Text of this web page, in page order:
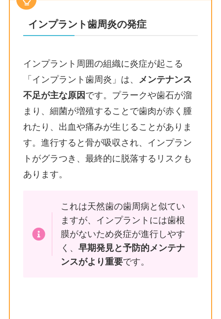
インプラント歯周炎の発症
インプラント周囲の組織に炎症が起こる
「インプラント歯周炎」は、
メンテナンス
不足が主な原因 です。プラークや歯石が溜
まり、細菌が増殖することで歯肉が赤く腫
れたり、出血や痛みが生じることがありま
す。進行すると骨が吸収され、インプラン
トがグラつき、最終的に脱落するリスクも
あります。
これは天然歯の歯周病と似てい
ますが、インプラントには歯根
膜がないため炎症が進行しやす
く、 早期発見と予防的メンテナ
ンスがより重要です。